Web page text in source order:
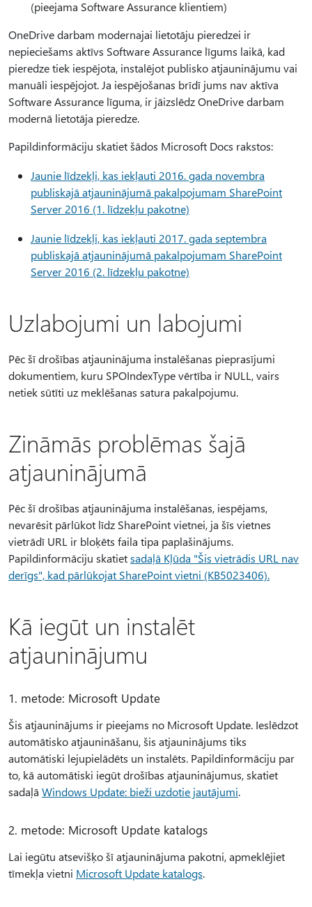
(pieejama Software Assurance klientiem)
OneDrive darbam modernajai lietotāju pieredzei ir
nepieciešams aktīvs Software Assurance līgums laikā, kad
pieredze tiek iespējota, instalējot publisko atjauninājumu vai
manuāli iespējojot. Ja iespējošanas brīdī jums nav aktīva
Software Assurance līguma, ir jāizslēdz OneDrive darbam
modernā lietotāja pieredze.
Papildinformāciju skatiet šādos Microsoft Docs rakstos:
Jaunie līdzekļi, kas iekļauti 2016. gada novembra
publiskajā atjauninājumā pakalpojumam SharePoint
Server 2016 (1. līdzekļu pakotne)
Jaunie līdzekļi, kas iekļauti 2017. gada septembra
publiskajā atjauninājumā pakalpojumam SharePoint
Server 2016 (2. līdzekļu pakotne)
Uzlabojumi un labojumi
Pēc šī drošības atjauninājuma instalēšanas pieprasījumi
dokumentiem, kuru SPOIndexType vērtība ir NULL, vairs
netiek sūtīti uz meklēšanas satura pakalpojumu.
Zināmās problēmas šajā
atjauninājumā
Pēc šī drošības atjauninājuma instalēšanas, iespējams,
nevarēsit pārlūkot līdz SharePoint vietnei, ja šīs vietnes
vietrādī URL ir bloķēts faila tipa paplašinājums.
Papildinformāciju skatietsadaļā Kļūda "Šis vietrādis URL nav
derīgs", kad pārlūkojat SharePoint vietni (KB5023406).
Kā iegūt un instalēt
atjauninājumu
1. metode: Microsoft Update
Šis atjauninājums ir pieejams no Microsoft Update. Ieslēdzot
automātisko atjaunināšanu, šis atjauninājums tiks
automātiski lejupielādēts un instalēts. Papildinformāciju par
to, kā automātiski iegūt drošības atjauninājumus, skatiet
sadaļā Windows Update: bieži uzdotie jautājumi.
2. metode: Microsoft Update katalogs
Lai iegūtu atsevišķo šī atjauninājuma pakotni, apmeklējiet
tīmekļa vietni Microsoft Update katalogs.